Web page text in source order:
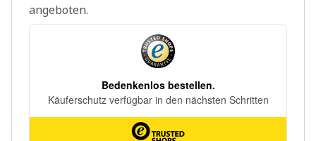
angeboten.